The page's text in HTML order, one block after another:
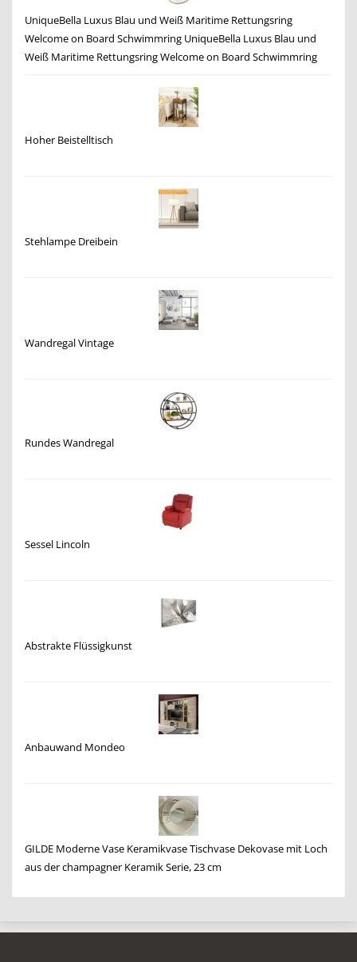
UniqueBella Luxus Blau und Weiß Maritime Rettungsring
Welcome on Board Schwimmring UniqueBella Luxus Blau und
Weiß Maritime Rettungsring Welcome on Board Schwimmring
Hoher Beistelltisch
Stehlampe Dreibein
Wandregal Vintage
Rundes Wandregal
Sessel Lincoln
Abstrakte Flüssigkunst
Anbauwand Mondeo
GILDE Moderne Vase Keramikvase Tischvase Dekovase mit Loch
aus der champagner Keramik Serie, 23 cm